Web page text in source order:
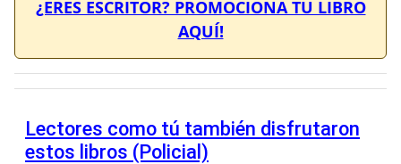
¿ERES ESCRITOR? PROMOCIONA TU LIBRO
AQUÍ!
Lectores como tú también disfrutaron
estos libros (Policial)